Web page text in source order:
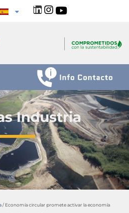
Industria
/ Economía circular promete activar la economía